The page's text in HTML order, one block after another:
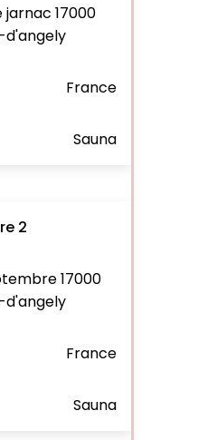
jarnac 17000
d'angely
France
Sauna
2
17000
d'angely
France
Sauna